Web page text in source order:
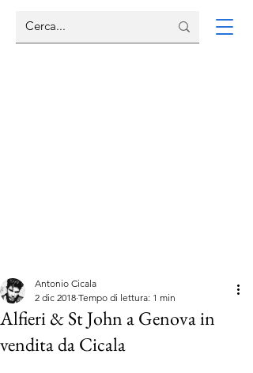
Alfieri & St John a Genova in
vendita da Cicala
Antonio Cicala
2 dic 2018 Tempo di lettura: 1 min